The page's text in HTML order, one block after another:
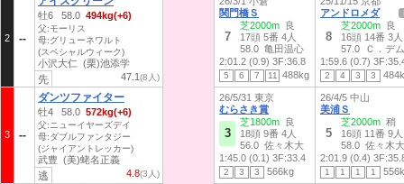
2
牡6 58.0 494kg(+6)
父:モーリス
母:グリューネワルト
(スペシャルウィーク)
小沢大仁 (栗)池添学
47.1(8人)
先
3
ダンツファイター
牡4 58.0 572kg(+6)
父:ニューイヤーズデイ
母:ダブルファンタジー
(ジャイアントレッカー)
武豊 (美)蛯名正義
4.8(3人)
逃
関門橋Ｓ
7
芝2000m 良
17頭 5番 4人
58.0 亀田温心
2:01.2 (0.9) 3F:36.8
5 6 7 11 488kg
アンドロメダ
8
芝2000m 良
16頭 14番 3人
57.0 Ｃ．デム
1:59.6 (0.7)
2 4 3 3
26/5/31 東京
むらさき賞
3
芝1800m 良
18頭 9番 4人
56.0 佐々木大
1:45.0 (0.1) 3F:33.4
2 3 3 566kg
26/4/5 中山
美浦Ｓ
5
芝2000m 稍
16頭 11番 9人
58.0 佐々木大
2:01.9 (0.4)
1 1 1 1